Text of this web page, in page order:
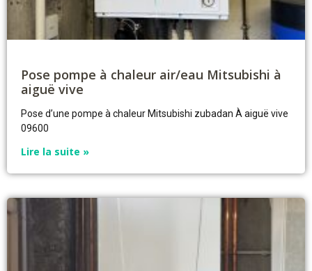
Pose pompe à chaleur air/eau Mitsubishi à
aiguë vive
Pose d’une pompe à chaleur Mitsubishi zubadan À aiguë vive
09600
Lire la suite »